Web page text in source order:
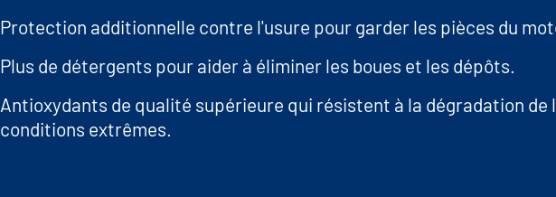
.
Protection additionnelle contre l'usure pour garder les pièces du
Plus de détergents pour aider à éliminer les boues et les dépôts.
Antioxydants de qualité supérieure qui résistent à la dégradation de
conditions extrêmes.